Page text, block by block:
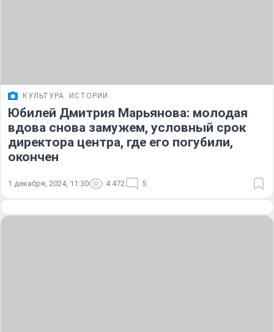
КУЛЬТУРА ИСТОРИИ
Юбилей Дмитрия Марьянова: молодая
вдова снова замужем, условный срок
директора центра, где его погубили,
окончен
1 декабря, 2024, 11:30 4 472 5